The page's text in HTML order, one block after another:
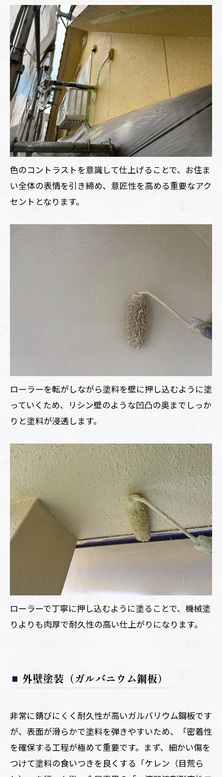
色のコントラストを意識して仕上げることで、お住ま
い全体の表情を引き締め、意匠性を高める重要なアク
セントとなります。
ローラーを転がしながら塗料を壁に押し込むように塗
っていくため、リシン壁のような凹凸の奥までしっか
りと塗料が浸透します。
ローラーで丁寧に押し込むように塗ることで、機械塗
りよりも肉厚で耐久性の高い仕上がりになります。
外壁塗装（ガルバニウム鋼板）
非常に錆びにくく耐久性が高いガルバリウム鋼板です
が、表面が滑らかで塗料を弾きやすいため、「密着性
を確保する工程が極めて重要です。まず、細かい傷を
つけて塗料の食いつきを良くする「ケレン（目荒ら